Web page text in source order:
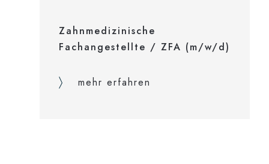
Zahnmedizinische
Fachangestellte / ZFA (m/w/d)
mehr erfahren